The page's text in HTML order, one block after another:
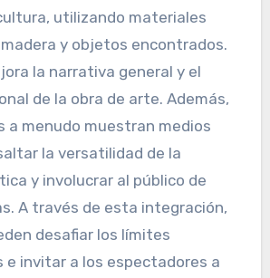
utilizando materiales
y objetos encontrados.
la narrativa general y el
de la obra de arte. Además,
a menudo muestran medios
la versatilidad de la
y involucrar al público de
A través de esta integración,
desafiar los límites
e invitar a los espectadores a